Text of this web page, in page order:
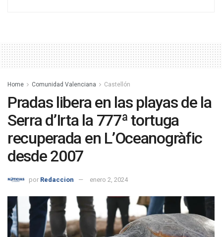
Home Comunidad Valenciana Castellón
Pradas libera en las playas de la
Serra d’Irta la 777ª tortuga
recuperada en L’Oceanogràfic
desde 2007
por Redaccion enero 2, 2024